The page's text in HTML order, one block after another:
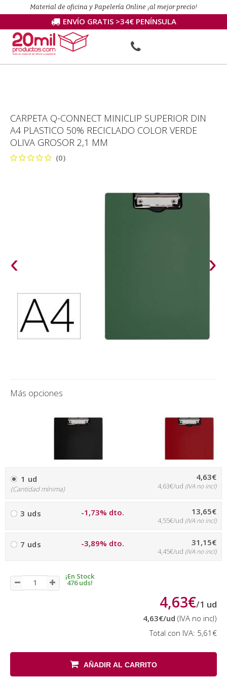
Material de oficina y Papelería Online ¡al mejor precio!
ENVÍO GRATIS >34€ PENÍNSULA
CARPETA Q-CONNECT MINICLIP SUPERIOR DIN
A4 PLASTICO 50% RECICLADO COLOR VERDE
OLIVA GROSOR 2,1 MM
(0)
‹ ›
Más opciones
1 ud
(Cantidad mínima)
4,63€
4,63€/ud (IVA no incl)
3 uds -1,73% dto. 13,65€
4,55€/ud (IVA no incl)
7 uds -3,89% dto. 31,15€
4,45€/ud (IVA no incl)
¡En Stock
476 uds!
4,63€/1 ud
4,63€/ud (IVA no incl)
Total con IVA: 5,61€
AÑADIR AL CARRITO